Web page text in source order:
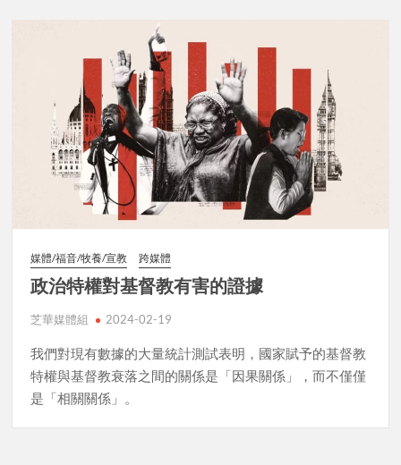
媒體/福音/牧養/宣教 跨媒體
政治特權對基督教有害的證據
芝華媒體組 2024-02-19
我們對現有數據的大量統計測試表明，國家賦予的基督教
特權與基督教衰落之間的關係是「因果關係」，而不僅僅
是「相關關係」。